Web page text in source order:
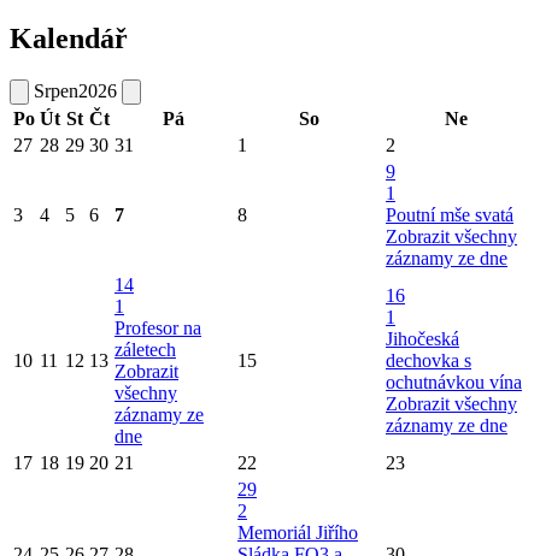
Kalendář
Srpen2026
Po Út St Čt Pá So
Ne
27 28 29 30 31 1 2
3 4 5 6 7 8
9
1
Poutní mše svatá
Zobrazit všechny
záznamy ze dne
10 11 12 13
14
1
Profesor na
záletech
Zobrazit
všechny
záznamy ze
dne
15
16
1
Jihočeská
dechovka s
ochutnávkou vína
Zobrazit všechny
záznamy ze dne
17 18 19 20 21 22 23
29
2
Memoriál Jiřího